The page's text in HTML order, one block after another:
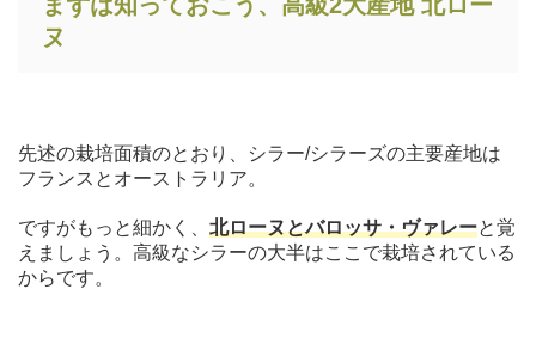
ヌ
先述の栽培面積のとおり、シラー/シラーズの主要産地は
フランスとオーストラリア。
ですがもっと細かく、 北ローヌとバロッサ・ヴァレーと覚
えましょう。高級なシラーの大半はここで栽培されている
からです。